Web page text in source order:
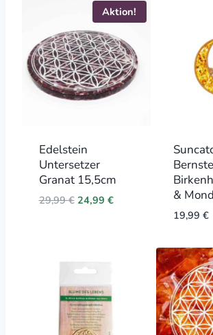
Aktion!
Edelstein
Untersetzer
Granat 15,5cm
29,99€ Original
24,99 €Current
& Mond
19,99 €